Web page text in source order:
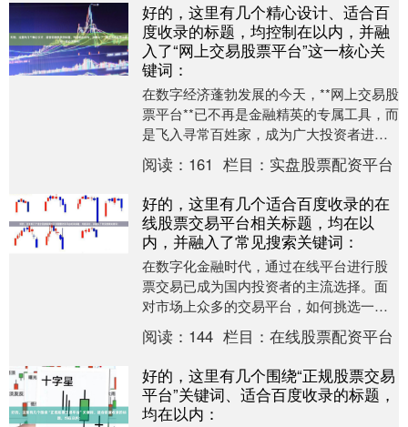
好的，这里有几个精心设计、适合百
度收录的标题，均控制在以内，并融
入了“网上交易股票平台”这一核心关
键词：
在数字经济蓬勃发展的今天，**网上交易股
票平台**已不再是金融精英的专属工具，而
是飞入寻常百姓家，成为广大投资者进行
财富管理、参与资本市场的核心窗口。它
彻底打破....
阅读： 161 栏目： 实盘股票配资平台
好的，这里有几个适合百度收录的在
线股票交易平台相关标题，均在以
内，并融入了常见搜索关键词：
在数字化金融时代，通过在线平台进行股
票交易已成为国内投资者的主流选择。面
对市场上众多的交易平台，如何挑选一个
既安全可靠又功能强大的平台，是每位投
资者都需要认真思....
阅读： 144 栏目：在线股票配资平台
好的，这里有几个围绕“正规股票交易
平台”关键词、适合百度收录的标题，
均在以内：